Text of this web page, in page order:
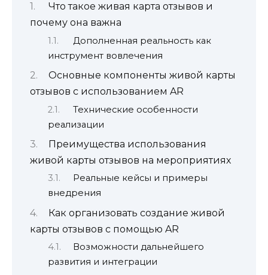
Что такое живая карта отзывов и
почему она важна
Дополненная реальность как
инструмент вовлечения
Основные компоненты живой карты
отзывов с использованием AR
Технические особенности
реализации
Преимущества использования
живой карты отзывов на мероприятиях
Реальные кейсы и примеры
внедрения
Как организовать создание живой
карты отзывов с помощью AR
Возможности дальнейшего
развития и интеграции